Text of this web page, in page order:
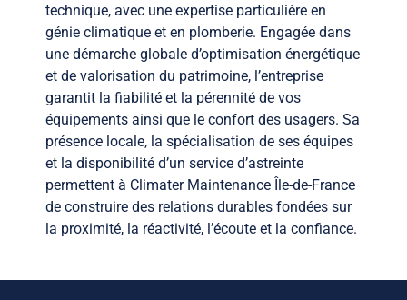
technique, avec une expertise particulière en
génie climatique et en plomberie. Engagée dans
une démarche globale d’optimisation énergétique
et de valorisation du patrimoine, l’entreprise
garantit la fiabilité et la pérennité de vos
équipements ainsi que le confort des usagers. Sa
présence locale, la spécialisation de ses équipes
et la disponibilité d’un service d’astreinte
permettent à Climater Maintenance Île-de-France
de construire des relations durables fondées sur
la proximité, la réactivité, l’écoute et la confiance.